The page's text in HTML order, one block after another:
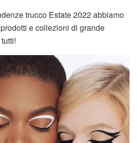
trucco Estate 2022 abbiamo
e collezioni di grande